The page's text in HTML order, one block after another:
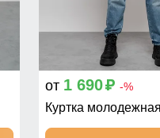
от 1 690p -%
Куртка